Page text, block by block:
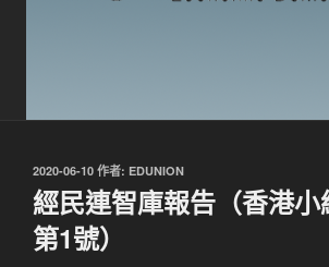
發
佈
於
2020-06-10 作者: EDUNION
經民連智庫報告（香港小
第1號）